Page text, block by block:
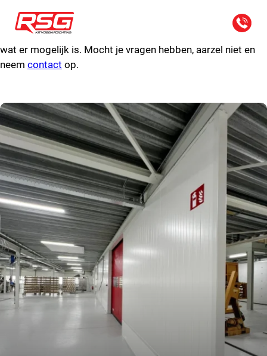
Uitgelichte kitwerk projecten
Bekijk hier onze kitwerk projecten en krijg een beeld van
wat er mogelijk is. Mocht je vragen hebben, aarzel niet en
neem contact op.